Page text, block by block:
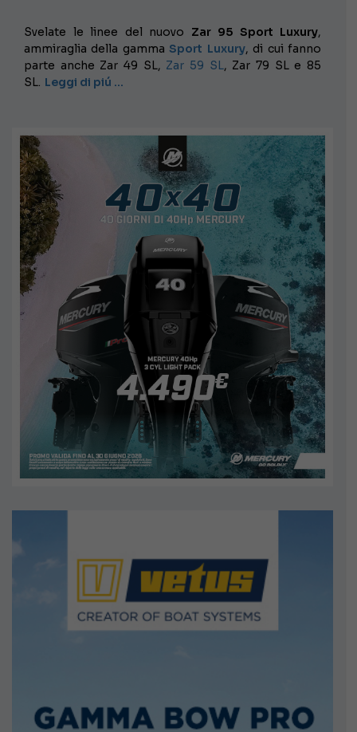
Svelate le linee del nuovo Zar 95 Sport Luxury,
ammiraglia della gammaSport Luxury, di cui fanno
parte anche Zar 49 SL, Zar 59 SL, Zar 79 SL e 85
SL. Leggi di piú …